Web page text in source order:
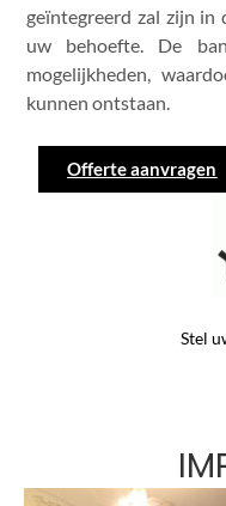
geïntegreerd zal zijn in
uw behoefte. De
mogelijkheden,
kunnen ontstaan.
Offerte aanvragen
Stel